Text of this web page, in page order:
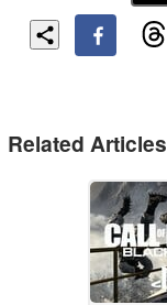
Related Articles